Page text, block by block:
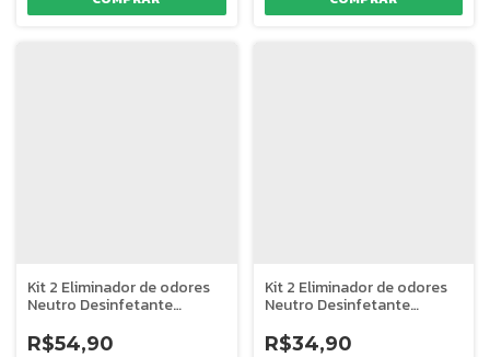
Kit 2 Eliminador de odores
Neutro Desinfetante
Rende 5L
R$54,90
Kit 2 Eliminador de odores
Neutro Desinfetante
Rende 2L
R$34,90